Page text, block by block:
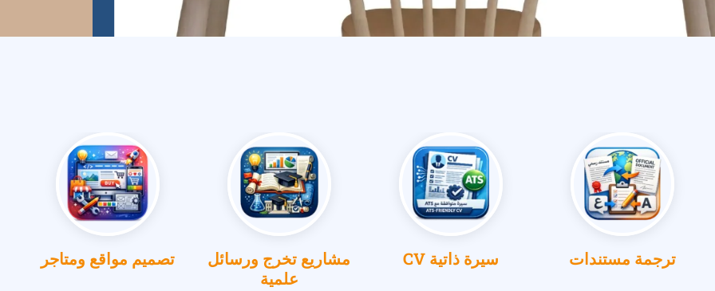
ترجمة مستندات سيرة ذاتية CV
مشاريع تخرج ورسائل
علمية
تصميم مواقع ومتاجر